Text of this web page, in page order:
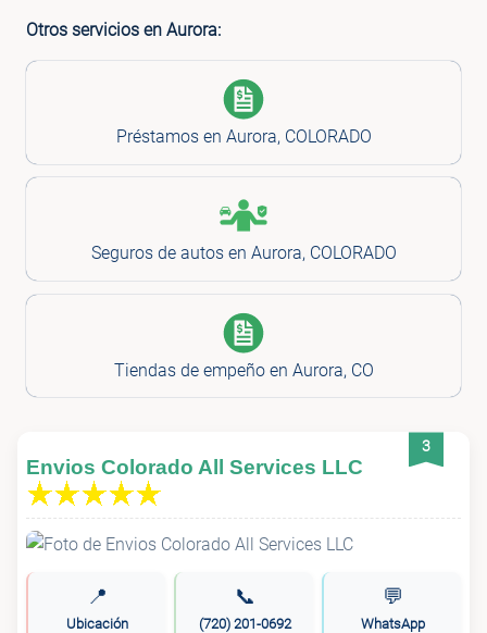
Otros servicios en Aurora:
Préstamos en Aurora, COLORADO
Seguros de autos en Aurora, COLORADO
Tiendas de empeño en Aurora, CO
3
Envios Colorado All Services LLC
📍
Ubicación
📞
(720) 201-0692
💬
WhatsApp